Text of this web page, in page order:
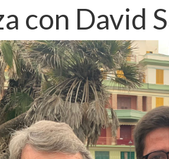
con David